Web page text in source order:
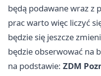
będą podawane wraz z
prac warto więc liczyć
będzie się jeszcze
będzie obserwować na
na podstawie: ZDM